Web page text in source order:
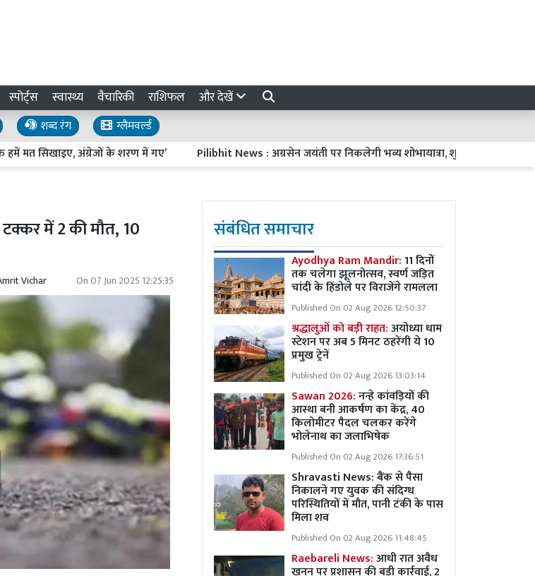
स्पोर्ट्स स्वास्थ्य वैचारिकी राशिफल और देखें
शब्द रंग
ग्लैमवर्ल्ड
सिखाइए, अंग्रेजों के शरण में गए’ Pilibhit News : अग्रसेन जयंती पर निकलेगी भव्य शोभायात्रा, शुरू होगी अग्रवाल रसोई..
में 2 की मौत, 10
Vichar On07 Jun 2025 12:25:35
संबंधित समाचार
Ayodhya Ram Mandir:11 दिनों
तक चलेगा झूलनोत्सव, स्वर्ण जड़ित
चांदी के हिंडोले पर विराजेंगे रामलला
Published On 02 Aug 2026 12:50:37
श्रद्धालुओं को बड़ी राहत:अयोध्या धाम
स्टेशन पर अब 5 मिनट ठहरेंगी ये 10
प्रमुख ट्रेनें
Published On 02 Aug 2026 13:03:14
Sawan 2026:नन्हे कांवड़ियों की
आस्था बनी आकर्षण का केंद्र, 40
किलोमीटर पैदल चलकर करेंगे
भोलेनाथ का जलाभिषेक
Published On 02 Aug 2026 17:36:51
Shravasti News: बैंक से पैसा
निकालने गए युवक की संदिग्ध
परिस्थितियों में मौत, पानी टंकी के पास
मिला शव
Published On 02 Aug 2026 11:48:45
Raebareli News:आधी रात अवैध
खनन पर प्रशासन की बड़ी कार्रवाई, 2